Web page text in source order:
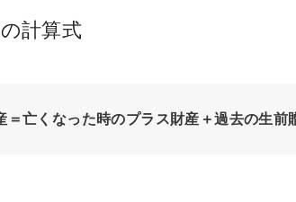
計算式
＝亡くなった時のプラス財産＋過去の生前